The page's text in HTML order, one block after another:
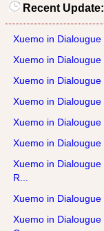
Recent Update:
Xuemo in Dialougue
Xuemo in Dialougue
Xuemo in Dialougue
Xuemo in Dialougue
Xuemo in Dialougue
Xuemo in Dialougue
Xuemo in Dialougue
R...
Xuemo in Dialougue
Xuemo in Dialougue